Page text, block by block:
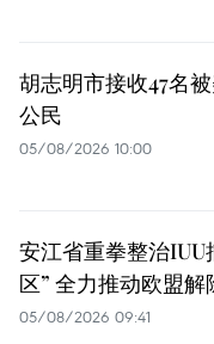
胡志明市接收47名
公民
05/08/2026 10:00
安江省重拳整治IUU
区” 全力推动欧盟解
05/08/2026 09:41